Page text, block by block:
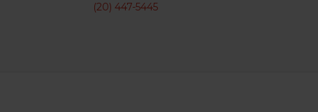
(20) 447-5445